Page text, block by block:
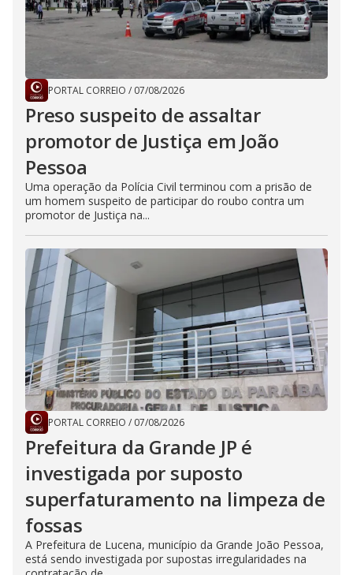
PORTAL CORREIO / 07/08/2026
Preso suspeito de assaltar
promotor de Justiça em João
Pessoa
Uma operação da Polícia Civil terminou com a prisão de
um homem suspeito de participar do roubo contra um
promotor de Justiça na...
PORTAL CORREIO / 07/08/2026
Prefeitura da Grande JP é
investigada por suposto
superfaturamento na limpeza de
fossas
A Prefeitura de Lucena, município da Grande João Pessoa,
está sendo investigada por supostas irregularidades na